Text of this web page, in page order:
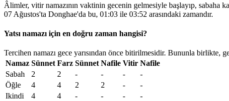
Âlimler, vitir namazının vaktinin gecenin gelmesiyle başlayıp, sabaha
07 Ağustos'ta Donghae'da bu, 01:03 ile 03:52 arasındaki zamandır.
Yatsı namazı için en doğru zaman hangisi?
Tercihen namazı gece yarısından önce bitirilmesidir. Bununla birlikte,
Namaz Sünnet Farz Sünnet Nafile Vitir Nafile
Sabah
2 2 - - -
-
Öğle
4 4 2 2 -
-
Ikindi
4 4 - - -
-